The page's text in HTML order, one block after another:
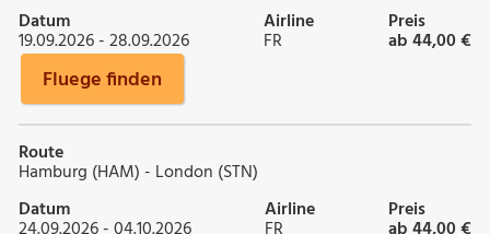
Datum
19.09.2026 - 28.09.2026
Airline
FR
Preis
ab 44,00 €
Fluege finden
Route
Hamburg (HAM) - London (STN)
Datum
Airline Preis